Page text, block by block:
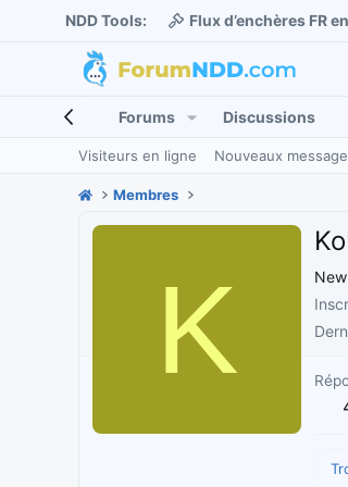
NDD Tools: Flux d’enchères FR
Forums Discussions
Visiteurs en ligne Nouveaux
Membres
K